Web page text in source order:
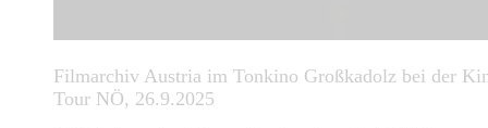
Filmarchiv Austria im Tonkino Großkadolz bei der
Tour NÖ, 26.9.2025